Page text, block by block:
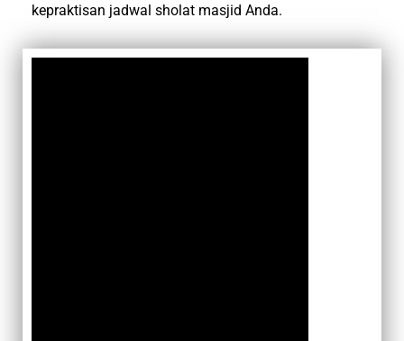
kepraktisan jadwal sholat masjid Anda.